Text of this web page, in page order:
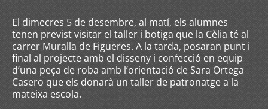
El dimecres 5 de desembre, al matí, els alumnes
tenen previst visitar el taller i botiga que la Cèlia té al
carrer Muralla de Figueres. A la tarda, posaran punt i
final al projecte amb el disseny i confecció en equip
d’una peça de roba amb l’orientació de Sara Ortega
Casero que els donarà un taller de patronatge a la
mateixa escola.